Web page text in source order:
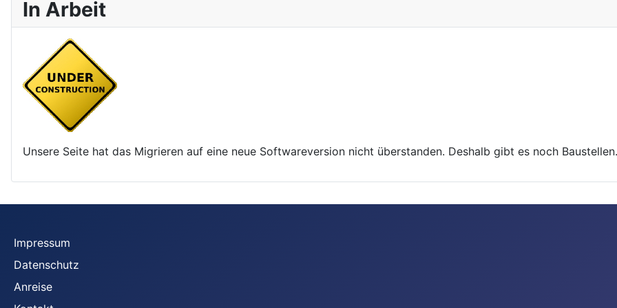
In Arbeit
Unsere Seite hat das Migrieren auf eine neue Softwareversion nicht überstanden. Deshalb gibt es noch Baustellen.
Impressum
Datenschutz
Anreise